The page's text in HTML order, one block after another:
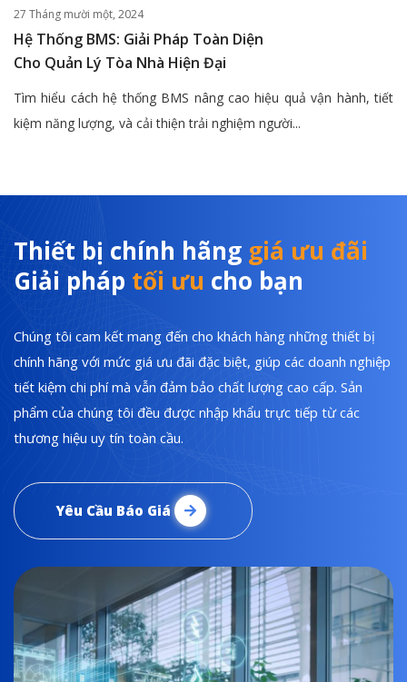
27 Tháng mười một, 2024
Hệ Thống BMS: Giải Pháp Toàn Diện
Cho Quản Lý Tòa Nhà Hiện Đại
Tìm hiểu cách hệ thống BMS nâng cao hiệu quả vận hành, tiết
kiệm năng lượng, và cải thiện trải nghiệm người...
Thiết bị chính hãng giá ưu đãi
Giải pháp tối ưu cho bạn
Chúng tôi cam kết mang đến cho khách hàng những thiết bị
chính hãng với mức giá ưu đãi đặc biệt, giúp các doanh nghiệp
tiết kiệm chi phí mà vẫn đảm bảo chất lượng cao cấp. Sản
phẩm của chúng tôi đều được nhập khẩu trực tiếp từ các
thương hiệu uy tín toàn cầu.
Yêu Cầu Báo Giá